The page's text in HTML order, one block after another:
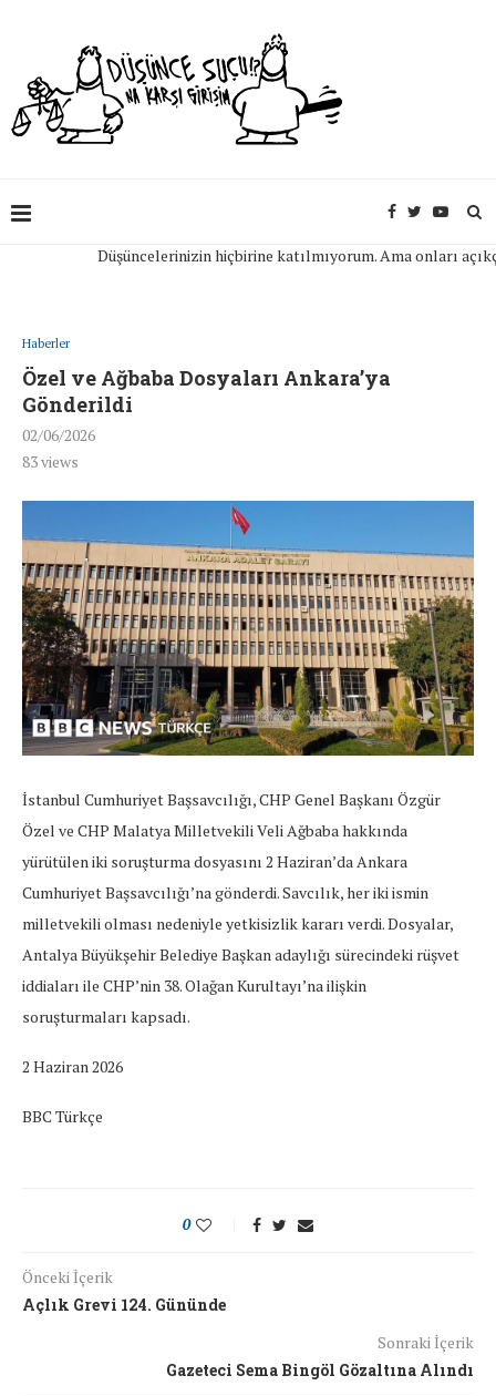
Düşüncelerinizin hiçbirine katılmıyorum. Ama onları açıkça
Haberler
Özel ve Ağbaba Dosyaları Ankara’ya
Gönderildi
02/06/2026
83views
İstanbul Cumhuriyet Başsavcılığı, CHP Genel Başkanı Özgür
Özel ve CHP Malatya Milletvekili Veli Ağbaba hakkında
yürütülen iki soruşturma dosyasını 2 Haziran’da Ankara
Cumhuriyet Başsavcılığı’na gönderdi. Savcılık, her iki ismin
milletvekili olması nedeniyle yetkisizlik kararı verdi. Dosyalar,
Antalya Büyükşehir Belediye Başkan adaylığı sürecindeki rüşvet
iddiaları ile CHP’nin 38. Olağan Kurultayı’na ilişkin
soruşturmaları kapsadı.
2 Haziran 2026
BBC Türkçe
0
Önceki İçerik
Açlık Grevi 124. Gününde
Sonraki İçerik
Gazeteci Sema Bingöl Gözaltına Alındı